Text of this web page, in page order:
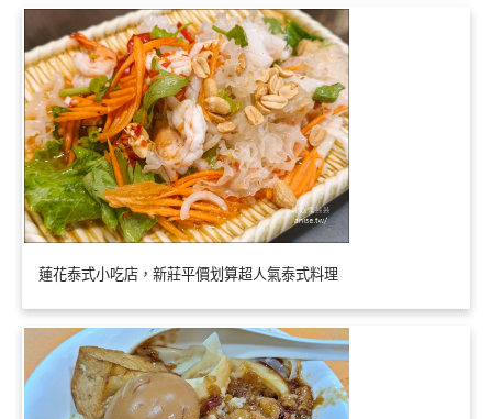
蓮花泰式小吃店，新莊平價划算超人氣泰式料理